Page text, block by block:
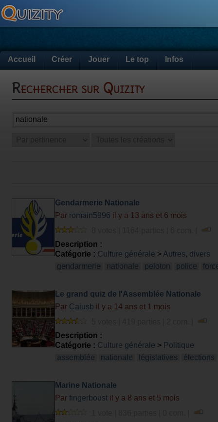
Accueil Créer Jouer Le top Infos
Rechercher sur Quizity
Gendarmerie Nationale
Par romain5996 il y a 13 ans et 6 mois
Description :
Catégorie : Culture générale > Autres, divers
gendarmerie
nationale peloton police
Le grand quiz de l'Assemblée Nationale
Par Caiusb il y a 14 ans et 1 mois
Description :
Catégorie : Culture générale > Politique
assemblée
nationale législatives élections
Marine Nationale
Par fingerboust il y a 8 ans et 5 mois